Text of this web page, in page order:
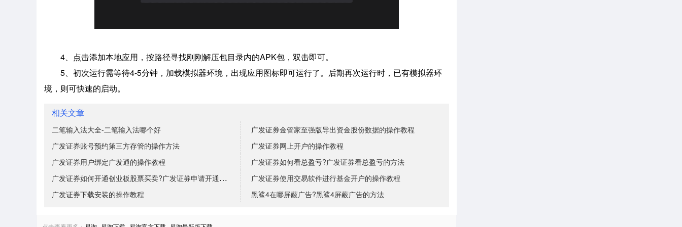
4、点击添加本地应用，按路径寻找刚刚解压包目录内的APK包，双击即可。
5、初次运行需等待4-5分钟，加载模拟器环境，出现应用图标即可运行了。 后期再次运行时，已有模拟器环
境，则可快速的启动。
相关文章
二笔输入法大全-二笔输入法哪个好
广发证券金管家至强版导出资金股份数据的操作教程
广发证券账号预约第三方存管的操作方法
广发证券网上开户的操作教程
广发证券用户绑定广发通的操作教程
广发证券如何看总盈亏?广发证券看总盈亏的方法
广发证券如何开通创业板股票买卖?广发证券申请开通创业
广发证券使用交易软件进行基金开户的操作教程
广发证券下载安装的操作教程
黑鲨4在哪屏蔽广告?黑鲨4屏蔽广告的方法